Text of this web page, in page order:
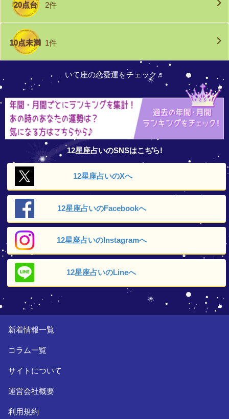
20点台 2件
10点未満 1件
いて座の恋愛運をチェック♬
12星座占いのSNSはこちら!
12星座占いのXへ
12星座占いのFacebookへ
12星座占いのInstagramへ
12星座占いのLineへ
新着情報一覧
コラム一覧
サイトについて
運営会社概要
利用規約